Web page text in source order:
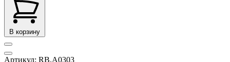
В корзину
Артикул: RB.A0303